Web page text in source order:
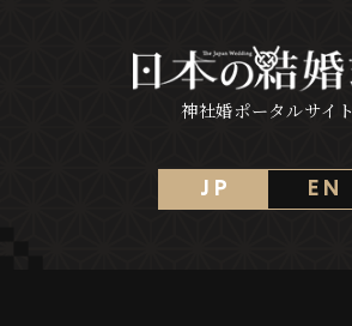
神社婚ポータルサイト
J P E N